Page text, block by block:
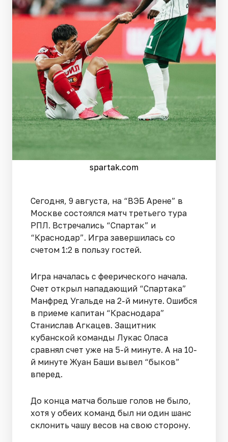
spartak.com
Сегодня, 9 августа, на “ВЭБ Арене” в
Москве состоялся матч третьего тура
РПЛ. Встречались “Спартак” и
“Краснодар”. Игра завершилась со
счетом 1:2 в пользу гостей.
Игра началась с феерического начала.
Счет открыл нападающий “Спартака”
Манфред Угальде на 2-й минуте. Ошибся
в приеме капитан “Краснодара”
Станислав Агкацев. Защитник
кубанской команды Лукас Оласа
сравнял счет уже на 5-й минуте. А на 10-
й минуте Жуан Баши вывел “быков”
вперед.
До конца матча больше голов не было,
хотя у обеих команд был ни один шанс
склонить чашу весов на свою сторону.